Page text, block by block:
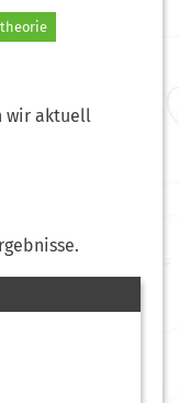
wir aktuell